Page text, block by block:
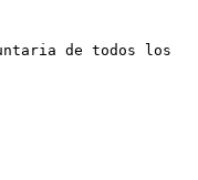
de todos los